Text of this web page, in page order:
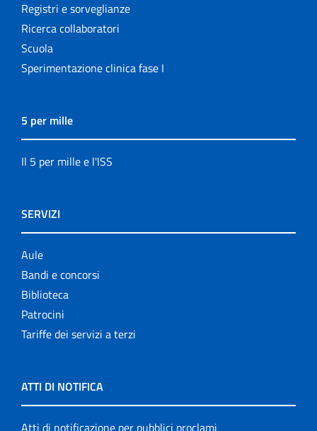
Registri e sorveglianze
Ricerca collaboratori
Scuola
Sperimentazione clinica fase I
5 per mille
Il 5 per mille e l'ISS
SERVIZI
Aule
Bandi e concorsi
Biblioteca
Patrocini
Tariffe dei servizi a terzi
ATTI DI NOTIFICA
Atti di notificazione per pubblici proclami